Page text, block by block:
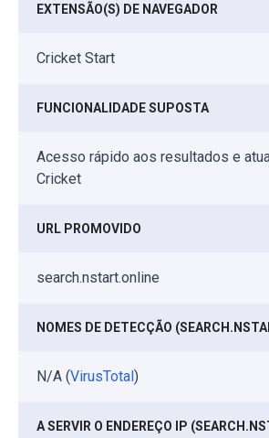
EXTENSÃO(S) DE NAVEGADOR
Cricket Start
FUNCIONALIDADE SUPOSTA
Acesso rápido aos resultados e
Cricket
URL PROMOVIDO
search.nstart.online
NOMES DE DETECÇÃO
N/A (VirusTotal)
A SERVIR O ENDEREÇO IP